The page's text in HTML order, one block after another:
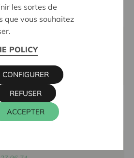
lukswerk
les sortes de
que vous souhaitez
POLICY
ACCEPTER
REFUSER
CONFIGURER